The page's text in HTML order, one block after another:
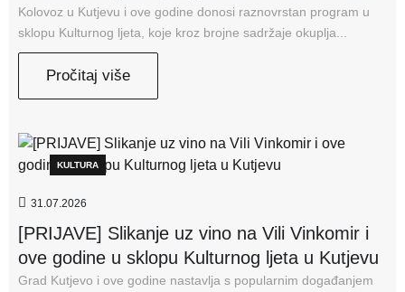
Kolovoz u Kutjevu i ove godine donosi raznovrstan program u
sklopu Kulturnog ljeta, koje kroz brojne sadržaje okuplja...
Pročitaj više
KULTURA
31.07.2026
[PRIJAVE] Slikanje uz vino na Vili Vinkomir i
ove godine u sklopu Kulturnog ljeta u Kutjevu
Grad Kutjevo i ove godine nastavlja s popularnim događanjem